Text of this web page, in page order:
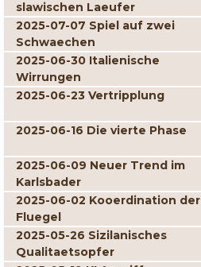
slawischen Laeufer
2025-07-07 Spiel auf zwei
Schwaechen
2025-06-30 Italienische
Wirrungen
2025-06-23 Vertripplung
2025-06-16 Die vierte Phase
2025-06-09 Neuer Trend im
Karlsbader
2025-06-02 Kooerdination der
Fluegel
2025-05-26 Sizilanisches
Qualitaetsopfer